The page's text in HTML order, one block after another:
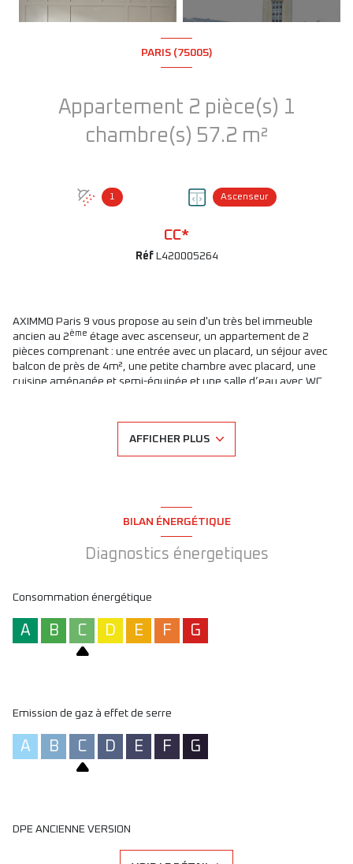
PARIS (75005)
Appartement 2 pièce(s) 1
chambre(s) 57.2 m²
1 Ascenseur
CC*
Réf L420005264
AXIMMO Paris 9 vous propose au sein d'un très bel immeuble
ancien au 2 ème étage avec ascenseur, un appartement de 2
pièces comprenant : une entrée avec un placard, un séjour avec
balcon de près de 4m², une petite chambre avec placard, une
cuisine aménagée et semi-équipée et une salle d’eau avec WC.
€ hors charges - Charges mensuelles :
AFFICHER PLUS
BILAN ÉNERGÉTIQUE
Diagnostics énergetiques
Consommation énergétique
A B C D E F G
Emission de gaz à effet de serre
A B C D E F G
DPE ANCIENNE VERSION